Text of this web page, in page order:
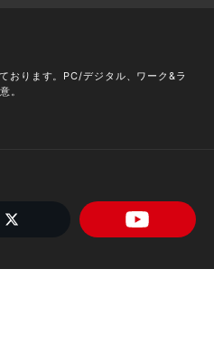
おります。PC/デジタル、ワーク&ラ
。